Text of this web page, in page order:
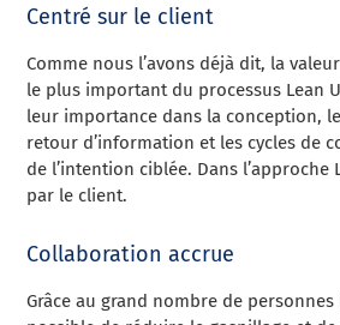
Centré sur le client
Comme nous l’avons déjà dit, la
le plus important du processus Lean
leur importance dans la conception,
retour d’information et les cycles de
de l’intention ciblée. Dans l’approche
par le client.
Collaboration accrue
Grâce au grand nombre de